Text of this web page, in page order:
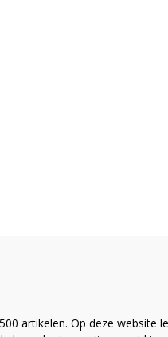
artikelen. Op deze website